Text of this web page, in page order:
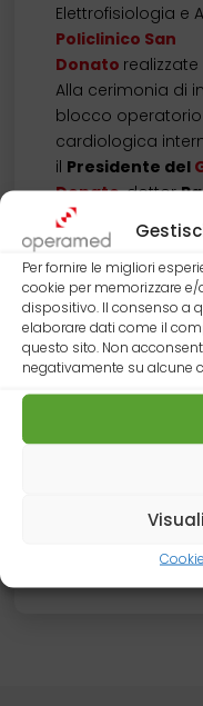
Per fornire le migliori
cookie per memorizzare
dispositivo. Il consenso a
elaborare dati come il
questo sito. Non
negativamente su alcune
Elettrofisiologia e
Policlinico San
Donato
Alla cerimonia di
blocco
cardiologica
il Presidente del
Donato, dottor
Maroni
dottorCarlo
Elettrofisiologia e
Policlinico San
Menicanti,
dell’IRCCS
E’ stato il dottor
Amministratore
a
taglio del nastro